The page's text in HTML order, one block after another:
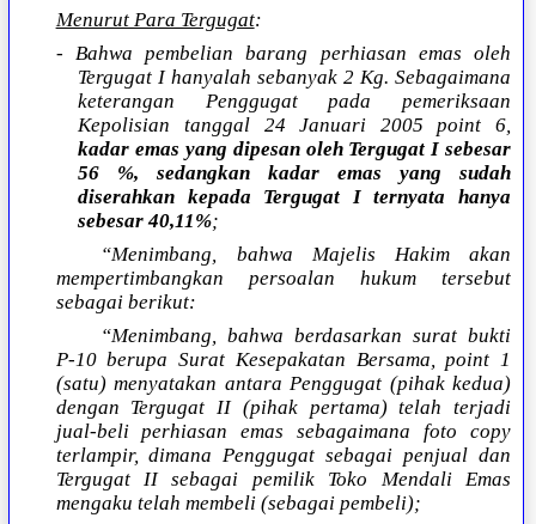
Menurut Para Tergugat:
- Bahwa pembelian barang perhiasan emas oleh
Tergugat I hanyalah sebanyak 2 Kg. Sebagaimana
keterangan Penggugat pada pemeriksaan
Kepolisian tanggal 24 Januari 2005 point 6,
kadar emas yang dipesan oleh Tergugat I sebesar
56 %, sedangkan kadar emas yang sudah
diserahkan kepada Tergugat I ternyata hanya
sebesar 40,11%;
“Menimbang, bahwa Majelis Hakim akan
mempertimbangkan persoalan hukum tersebut
sebagai berikut:
“Menimbang, bahwa berdasarkan surat bukti
P-10 berupa Surat Kesepakatan Bersama, point 1
(satu) menyatakan antara Penggugat (pihak kedua)
dengan Tergugat II (pihak pertama) telah terjadi
jual-beli perhiasan emas sebagaimana foto copy
terlampir, dimana Penggugat sebagai penjual dan
Tergugat II sebagai pemilik Toko Mendali Emas
mengaku telah membeli (sebagai pembeli);